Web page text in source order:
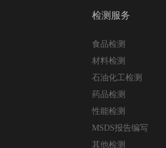
检测服务
食品检测
材料检测
石油化工检测
药品检测
性能检测
MSDS报告编写
其他检测